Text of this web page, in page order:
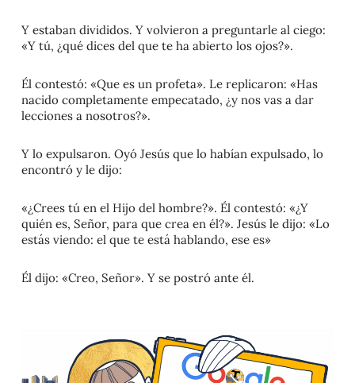
Y estaban divididos. Y volvieron a preguntarle al ciego:
«Y tú, ¿qué dices del que te ha abierto los ojos?».
Él contestó: «Que es un profeta». Le replicaron: «Has
nacido completamente empecatado, ¿y nos vas a dar
lecciones a nosotros?».
Y lo expulsaron. Oyó Jesús que lo habían expulsado, lo
encontró y le dijo:
«¿Crees tú en el Hijo del hombre?». Él contestó: «¿Y
quién es, Señor, para que crea en él?». Jesús le dijo: «Lo
estás viendo: el que te está hablando, ese es»
Él dijo: «Creo, Señor». Y se postró ante él.